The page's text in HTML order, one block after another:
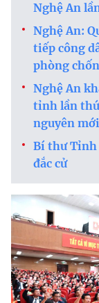
Nghệ An
Nghệ An:
tiếp công
phòng
Nghệ An
tỉnh lần
nguyên mới
Bí thư Tỉnh
đắc cử